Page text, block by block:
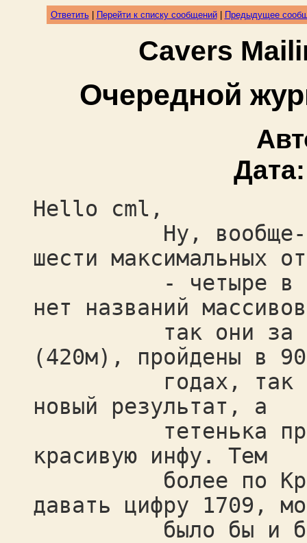
Ответить| Перейти к списку сообщений| Предыдущее
Cavers
Очередной
Hello cml,
Ну, вообще-то у
шести максимальных
- четыре в
нет названий
так они за
(420м), пройдены в
годах, так что
новый результат, а
тетенька
красивую инфу. Тем
более по
давать цифру 1709,
было бы и